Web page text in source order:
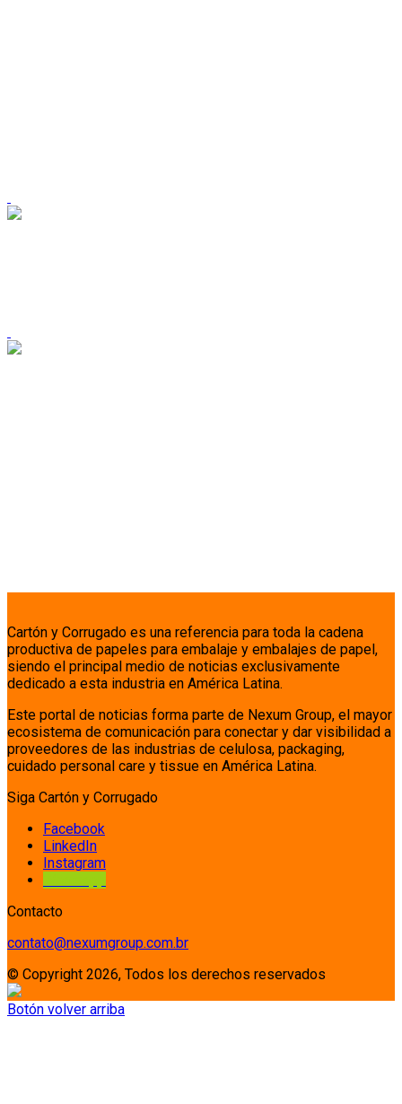
Cartón y Corrugado es una referencia para toda la cadena
productiva de papeles para embalaje y embalajes de papel,
siendo el principal medio de noticias exclusivamente
dedicado a esta industria en América Latina.
Este portal de noticias forma parte de Nexum Group, el mayor
ecosistema de comunicación para conectar y dar visibilidad a
proveedores de las industrias de celulosa, packaging,
cuidado personal care y tissue en América Latina.
Siga Cartón y Corrugado
Facebook
LinkedIn
Instagram
Contacto
contato@nexumgroup.com.br
© Copyright 2026, Todos los derechos reservados
Botón volver arriba